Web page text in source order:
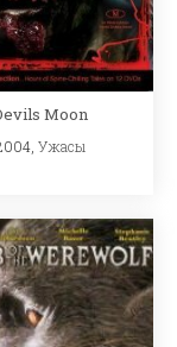
Moon
Ужасы